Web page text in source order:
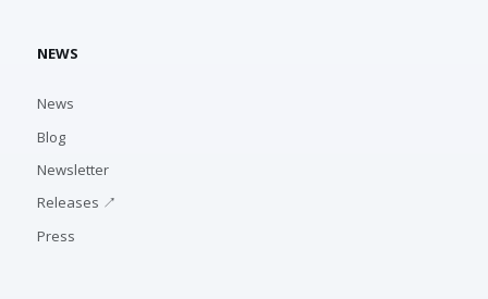
NEWS
News
Blog
Newsletter
Releases ↗
Press